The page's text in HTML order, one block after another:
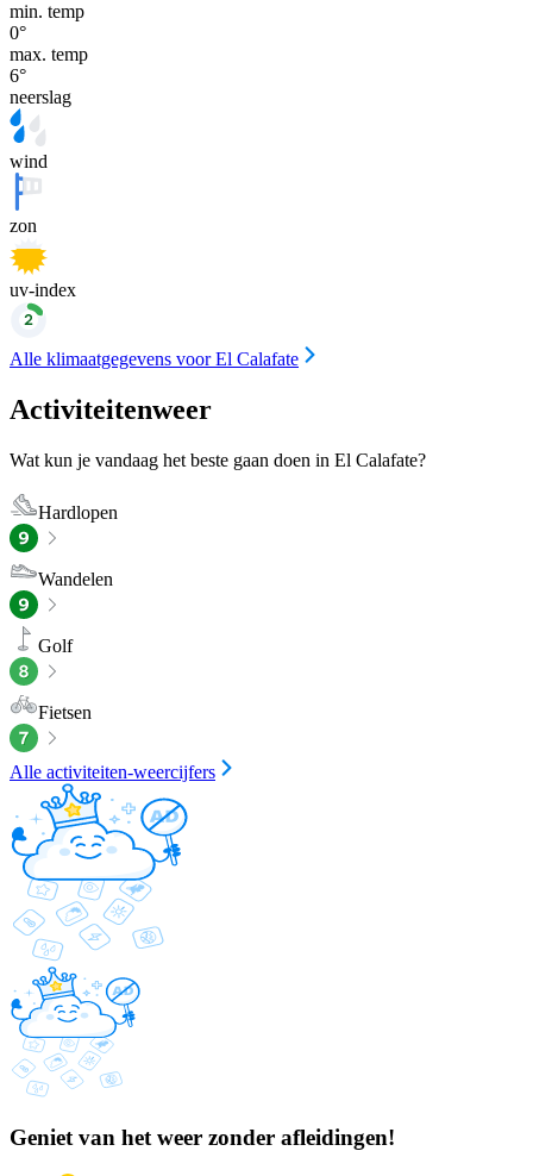
min. temp
0°
max. temp
6°
neerslag
wind
zon
uv-index
Alle klimaatgegevens voor El Calafate
Activiteitenweer
Wat kun je vandaag het beste gaan doen in El Calafate?
Hardlopen
Wandelen
Golf
Fietsen
Alle activiteiten-weercijfers
Geniet van het weer zonder afleidingen!